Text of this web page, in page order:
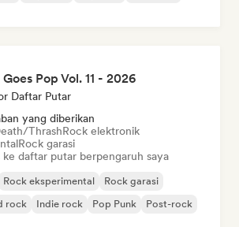
Pop Vol. 11 - 2026
Daftar Putar
yang diberikan
ThrashRock elektronik
Rock garasi
ke daftar putar berpengaruh saya
Rock eksperimental
Rock garasi
rock Indie rock Pop Punk Post-rock